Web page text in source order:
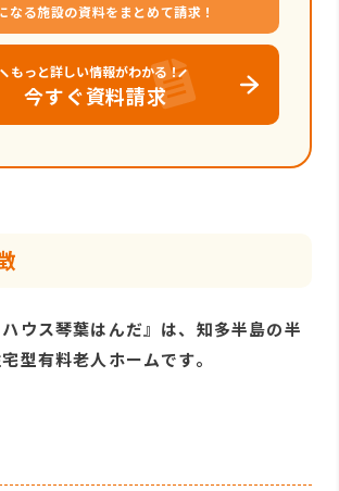
なる施設の資料をまとめて請求！
もっと詳しい情報がわかる！
今すぐ資料請求
ハウス琴葉はんだ』は、知多半島の半
型有料老人ホームです。